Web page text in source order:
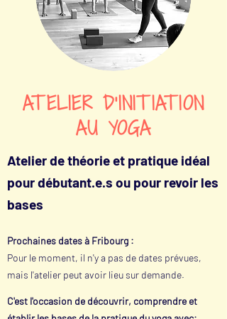
ATELIER D'INITIATION
AU YOGA
Atelier de théorie et pratique idéal
pour débutant.e.s ou pour revoir les
bases
Prochaines dates à Fribourg :
Pour le moment, il n'y a pas de dates prévues,
mais l'atelier peut avoir lieu sur demande.
C'est l'occasion de découvrir, comprendre et